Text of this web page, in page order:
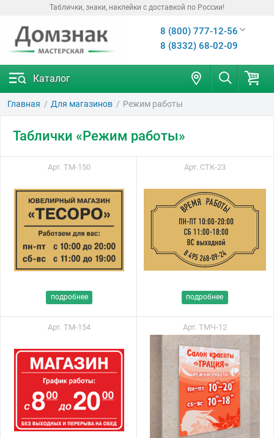
Таблички, знаки, наклейки с доставкой по России!
8 (800) 777-12-56
8 (8332) 68-02-09
Каталог
Главная Для магазинов Режим работы
Таблички «Режим работы»
Арт. ТМ-150
подробнее
Арт. СТК-23
подробнее
Арт. ТМ-154 Арт. ТМЧ-12